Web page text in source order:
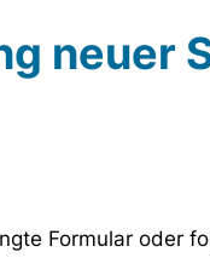
neuer
Formular oder